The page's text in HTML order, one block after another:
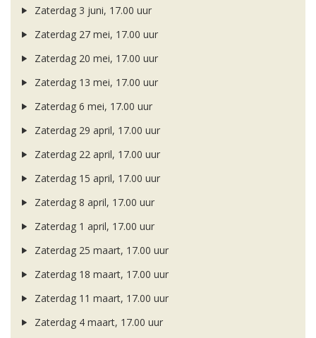
Zaterdag 3 juni, 17.00 uur
Zaterdag 27 mei, 17.00 uur
Zaterdag 20 mei, 17.00 uur
Zaterdag 13 mei, 17.00 uur
Zaterdag 6 mei, 17.00 uur
Zaterdag 29 april, 17.00 uur
Zaterdag 22 april, 17.00 uur
Zaterdag 15 april, 17.00 uur
Zaterdag 8 april, 17.00 uur
Zaterdag 1 april, 17.00 uur
Zaterdag 25 maart, 17.00 uur
Zaterdag 18 maart, 17.00 uur
Zaterdag 11 maart, 17.00 uur
Zaterdag 4 maart, 17.00 uur